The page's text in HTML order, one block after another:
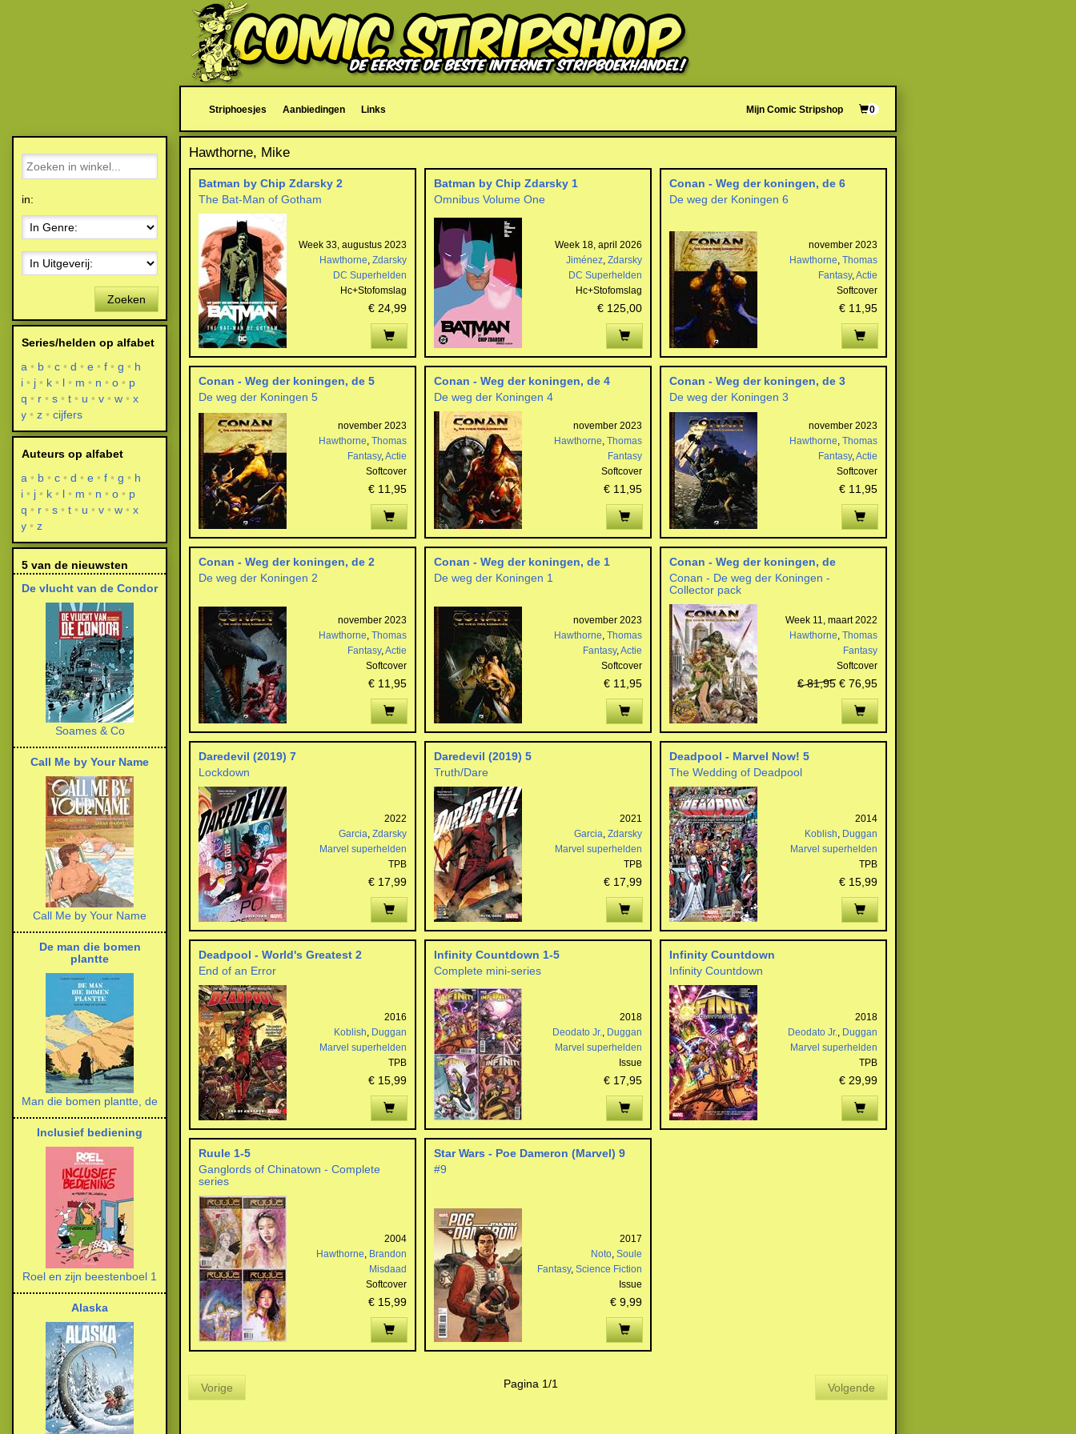
Striphoesjes Aanbiedingen Links Mijn Comic Stripshop 0
Hawthorne, Mike
Batman by Chip Zdarsky 2
The Bat-Man of Gotham
Week 33, augustus 2023
Hawthorne, Zdarsky
DC Superhelden
Hc+Stofomslag
€ 24,99
Batman by Chip Zdarsky 1
Omnibus Volume One
Week 18, april 2026
Jiménez, Zdarsky
DC Superhelden
Hc+Stofomslag
€ 125,00
Conan - Weg der koningen, de 6
De weg der Koningen 6
november 2023
Hawthorne, Thomas
Fantasy,Actie
Softcover
€ 11,95
Conan - Weg der koningen, de 5
De weg der Koningen 5
november 2023
Hawthorne, Thomas
Fantasy,Actie
Softcover
€ 11,95
Conan - Weg der koningen, de 4
De weg der Koningen 4
november 2023
Hawthorne, Thomas
Fantasy
Softcover
€ 11,95
Conan - Weg der koningen, de 3
De weg der Koningen 3
november 2023
Hawthorne, Thomas
Fantasy,Actie
Softcover
€ 11,95
Conan - Weg der koningen, de 2
De weg der Koningen 2
november 2023
Hawthorne, Thomas
Fantasy,Actie
Softcover
€ 11,95
Conan - Weg der koningen, de 1
De weg der Koningen 1
november 2023
Hawthorne, Thomas
Fantasy,Actie
Softcover
€ 11,95
Conan - Weg der koningen, de
Conan - De weg der Koningen -
Collector pack
Week 11, maart 2022
Hawthorne, Thomas
Fantasy
Softcover
€ 81,95 € 76,95
Daredevil (2019) 7
Lockdown
2022
Garcia, Zdarsky
Marvel superhelden
TPB
€ 17,99
Daredevil (2019) 5
Truth/Dare
2021
Garcia, Zdarsky
Marvel superhelden
TPB
€ 17,99
Deadpool - Marvel Now! 5
The Wedding of Deadpool
2014
Koblish, Duggan
Marvel superhelden
TPB
€ 15,99
Deadpool - World's Greatest 2
End of an Error
2016
Koblish, Duggan
Marvel superhelden
TPB
€ 15,99
Infinity Countdown 1-5
Complete mini-series
2018
Deodato Jr., Duggan
Marvel superhelden
Issue
€ 17,95
Infinity Countdown
Infinity Countdown
2018
Deodato Jr., Duggan
Marvel superhelden
TPB
€ 29,99
Ruule 1-5
Ganglords of Chinatown - Complete
series
2004
Hawthorne, Brandon
Misdaad
Softcover
€ 15,99
Star Wars - Poe Dameron (Marvel) 9
#9
2017
Noto, Soule
Fantasy, Science Fiction
Issue
€ 9,99
Vorige Pagina 1/1 Volgende
in:
Zoeken
Series/helden op alfabet
a
b c d e f g
h
i
j k l m n o
p
q
r s t u v w
x
y
z cijfers
Auteurs op alfabet
a
b c d e f g
h
i
j k l m n o
p
q
r s t u v w
x
y
z
5 van de nieuwsten
De vlucht van de Condor
Soames & Co
Call Me by Your Name
Call Me by Your Name
De man die bomen
plantte
Man die bomen plantte, de
Inclusief bediening
Roel en zijn beestenboel 1
Alaska